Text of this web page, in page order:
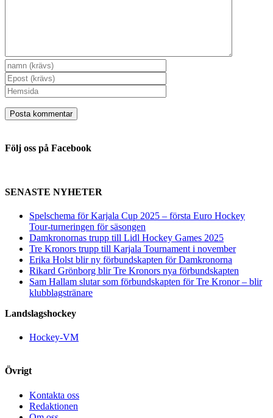
Följ oss på Facebook
SENASTE NYHETER
Spelschema för Karjala Cup 2025 – första Euro Hockey
Tour-turneringen för säsongen
Damkronornas trupp till Lidl Hockey Games 2025
Tre Kronors trupp till Karjala Tournament i november
Erika Holst blir ny förbundskapten för Damkronorna
Rikard Grönborg blir Tre Kronors nya förbundskapten
Sam Hallam slutar som förbundskapten för Tre Kronor – blir
klubblagstränare
Landslagshockey
Hockey-VM
Övrigt
Kontakta oss
Redaktionen